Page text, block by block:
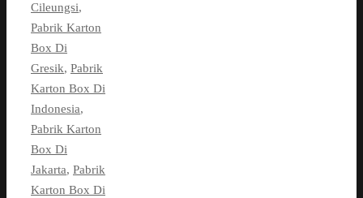
Cileungsi,
Pabrik Karton
Box Di
Gresik, Pabrik
Karton Box Di
Indonesia,
Pabrik Karton
Box Di
Jakarta, Pabrik
Karton Box Di